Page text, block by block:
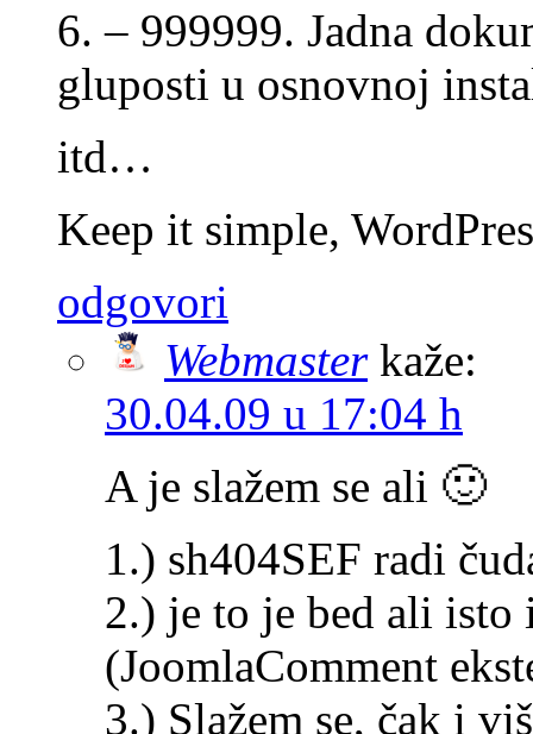
6. – 999999. Jadna
gluposti u osnovnoj
itd…
Keep it simple,
odgovori
Webmaster kaže:
30.04.09 u 17:04 h
A je slažem se ali 🙂
1.) sh404SEF radi
2.) je to je bed ali isto
(JoomlaComment
3.) Slažem se, čak i